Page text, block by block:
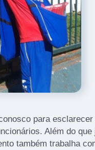
para
Além do que
também trabalha